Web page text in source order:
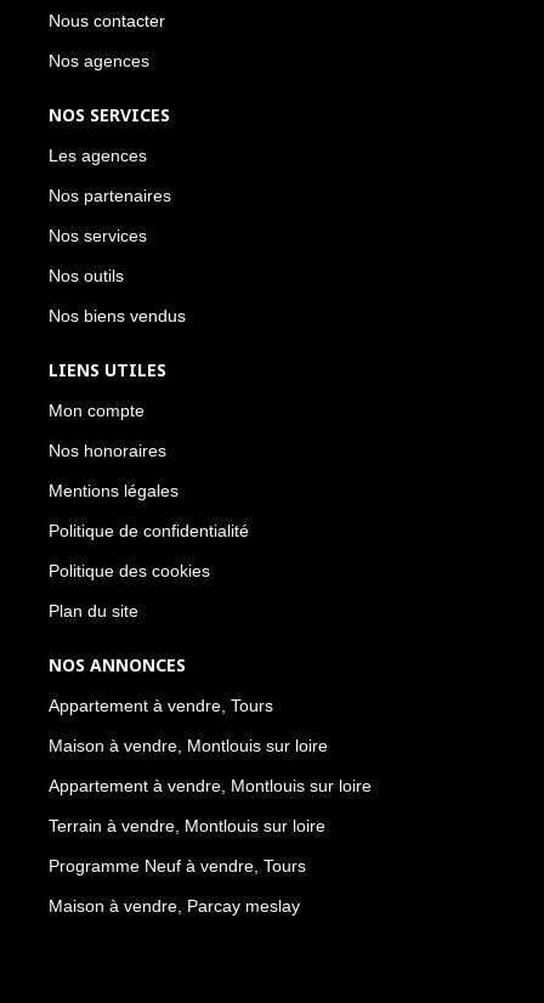
Nous contacter
Nos agences
NOS SERVICES
Les agences
Nos partenaires
Nos services
Nos outils
Nos biens vendus
LIENS UTILES
Mon compte
Nos honoraires
Mentions légales
Politique de confidentialité
Politique des cookies
Plan du site
NOS ANNONCES
Appartement à vendre, Tours
Maison à vendre, Montlouis sur loire
Appartement à vendre, Montlouis sur loire
Terrain à vendre, Montlouis sur loire
Programme Neuf à vendre, Tours
Maison à vendre, Parcay meslay